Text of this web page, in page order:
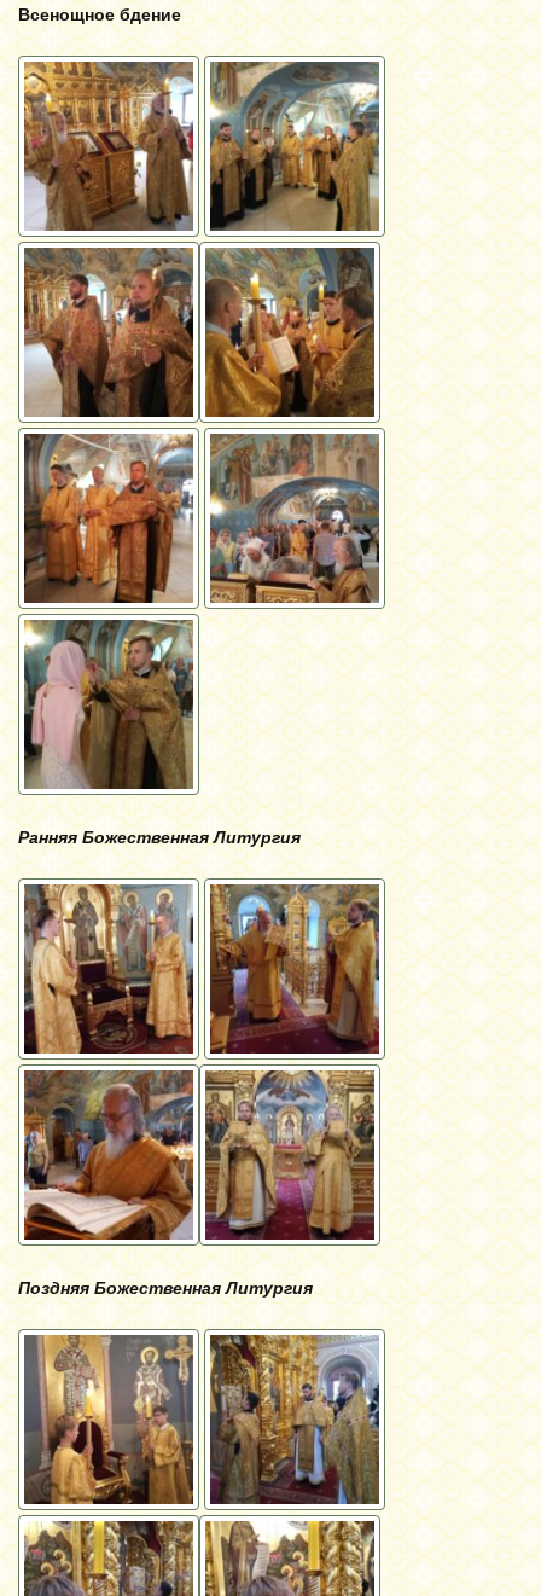
Всенощное бдение
Ранняя Божественная Литургия
Поздняя Божественная Литургия